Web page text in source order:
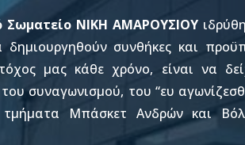
Σωματείο ΝΙΚΗ ΑΜΑΡΟΥΣΙΟΥ
συνθήκες και
μας κάθε χρόνο, είναι να
συναγωνισμού, του “ευ
τμήματα Μπάσκετ Ανδρών και